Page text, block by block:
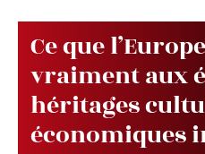
Ce que
vraiment aux
héritages
économiques